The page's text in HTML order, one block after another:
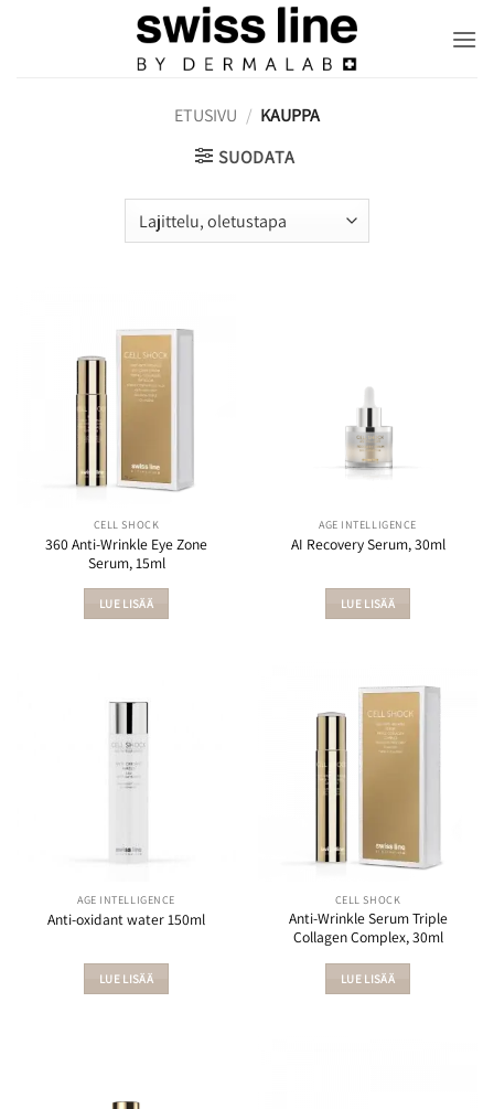
ETUSIVU / KAUPPA
SUODATA
CELL SHOCK
360 Anti-Wrinkle Eye Zone
Serum, 15ml
LUE LISÄÄ
AGE INTELLIGENCE
AI Recovery Serum, 30ml
LUE LISÄÄ
AGE INTELLIGENCE
Anti-oxidant water 150ml
LUE LISÄÄ
CELL SHOCK
Anti-Wrinkle Serum Triple
Collagen Complex, 30ml
LUE LISÄÄ